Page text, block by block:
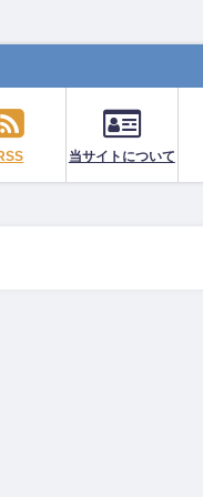
当サイトについて